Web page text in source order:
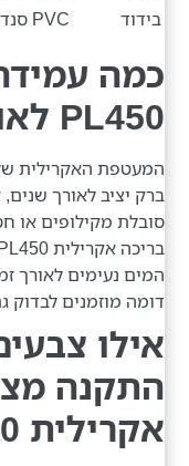
בידוד
PVC סנדוויץ׳ 2 ס״מ
כמה
PL450 לאורך זמן?
ברק יציב לאורך
סובלת מקילופים או
המים נעימים לאורך
דומה מוזמנים
אילו
התקנה
אקרילית PL450?